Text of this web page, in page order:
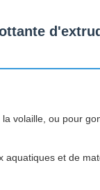
volaille, ou pour
et de